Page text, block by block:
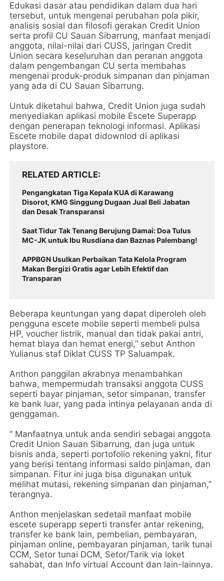
Edukasi dasar atau pendidikan dalam dua hari
tersebut, untuk mengenai perubahan pola pikir,
analisis sosial dan filosofi gerakan Credit Union
serta profil CU Sauan Sibarrung, manfaat menjadi
anggota, nilai-nilai dari CUSS, jaringan Credit
Union secara keseluruhan dan peranan anggota
dalam pengembangan CU serta membahas
mengenai produk-produk simpanan dan pinjaman
yang ada di CU Sauan Sibarrung.
Untuk diketahui bahwa, Credit Union juga sudah
menyediakan aplikasi mobile Escete Superapp
dengan penerapan teknologi informasi. Aplikasi
Escete mobile dapat didownlod di aplikasi
playstore.
RELATED ARTICLE
Pengangkatan Tiga Kepala KUA di Karawang
Disorot, KMG Singgung Dugaan Jual Beli Jabatan
dan Desak Transparansi
Saat Tidur Tak Tenang Berujung Damai: Doa Tulus
MC-JK untuk Ibu Rusdiana dan Baznas Palembang!
APPBGN Usulkan Perbaikan Tata Kelola Program
Makan Bergizi Gratis agar Lebih Efektif dan
Transparan
Beberapa keuntungan yang dapat diperoleh oleh
pengguna escete mobile seperti membeli pulsa
HP, voucher listrik, manual dan tidak pakai antri,
hemat biaya dan hemat energi,” sebut Anthon
Yulianus staf Diklat CUSS TP Saluampak.
Anthon panggilan akrabnya menambahkan
bahwa, mempermudah transaksi anggota CUSS
seperti bayar pinjaman, setor simpanan, transfer
ke bank luar, yang pada intinya pelayanan anda di
genggaman.
” Manfaatnya untuk anda sendiri sebagai anggota
Credit Union Sauan Sibarrung, dan juga untuk
bisnis anda, seperti portofolio rekening yakni, fitur
yang berisi tentang informasi saldo pinjaman, dan
simpanan. Fitur ini juga bisa digunakan untuk
melihat mutasi, rekening simpanan dan pinjaman,”
terangnya.
Anthon menjelaskan sedetail manfaat mobile
escete superapp seperti transfer antar rekening,
transfer ke bank lain, pembelian, pembayaran,
pinjaman online, pembayaran pinjaman, tarik tunai
CCM, Setor tunai DCM, Setor/Tarik via loket
sahabat, dan Info virtual Account dan lain-lainnya.